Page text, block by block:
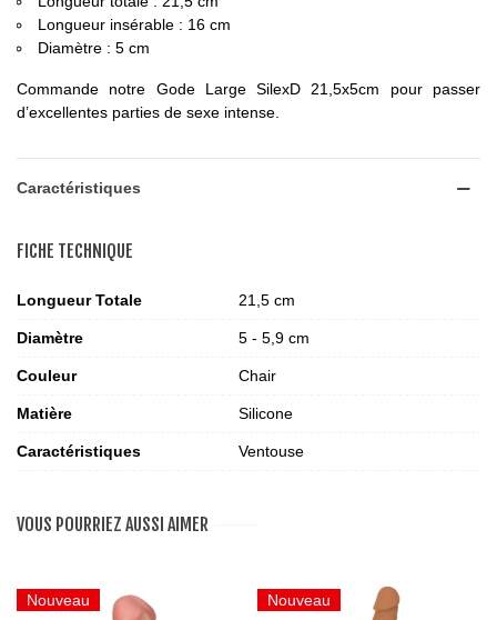
Longueur insérable : 16 cm
Diamètre : 5 cm
Commande notre Gode Large SilexD 21,5x5cm pour passer
d’excellentes parties de sexe intense.
Caractéristiques
FICHE TECHNIQUE
Longueur Totale 21,5 cm
Diamètre 5 - 5,9 cm
Couleur Chair
Matière Silicone
Caractéristiques Ventouse
VOUS POURRIEZ AUSSI AIMER
Nouveau Nouveau